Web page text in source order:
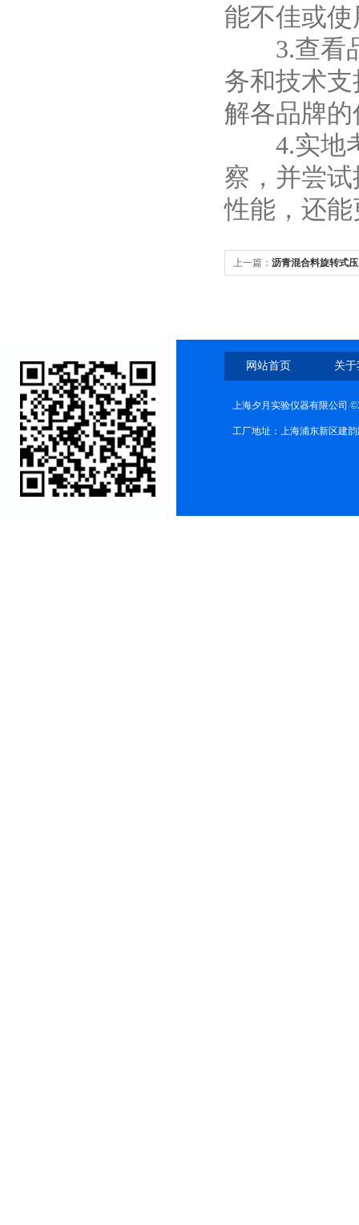
能不佳或
3.查看品
务和技术
解各品牌
4.实地考
察，并尝
性能，还
上一篇： 沥青混合料旋转式
网站首页 关
上海夕月实验仪器有限公司
工厂地址：上海浦东新区建韵